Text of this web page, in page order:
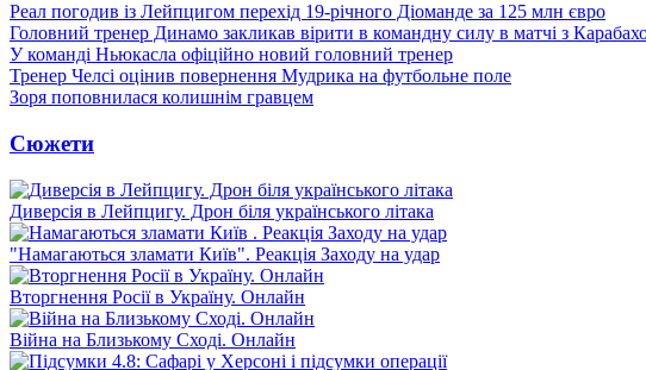
Реал погодив із Лейпцигом перехід 19-річного Діоманде за 125 млн євро
Головний тренер Динамо закликав вірити в командну силу в матчі з
У команді Ньюкасла офіційно новий головний тренер
Тренер Челсі оцінив повернення Мудрика на футбольне поле
Зоря поповнилася колишнім гравцем
Сюжети
Диверсія в Лейпцигу. Дрон біля українського літака
"Намагаються зламати Київ". Реакція Заходу на удар
Вторгнення Росії в Україну. Онлайн
Війна на Близькому Сході. Онлайн